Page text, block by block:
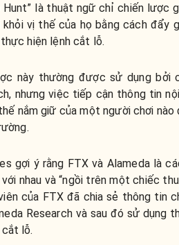
Hunt” là thuật ngữ chỉ chiến lược
vị thế của họ bằng cách đẩy
hiện lệnh cắt lỗ.
này thường được sử dụng bởi
nhưng việc tiếp cận thông tin
nắm giữ của một người chơi
gợi ý rằng FTX và Alameda là
nhau và “ngồi trên một chiếc
của FTX đã chia sẻ thông tin
Research và sau đó sử dụng
lỗ.